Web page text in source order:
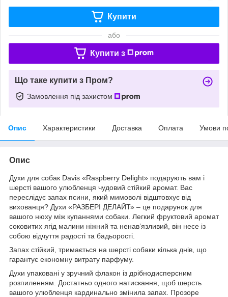
Купити
або
Купити з
Що таке купити з Пром?
Замовлення під захистом
Опис Характеристики Доставка Оплата Умови
Опис
Духи для собак Davis «Raspberry Delight» подарують вам і
шерсті вашого улюбленця чудовий стійкий аромат. Вас
переслідує запах псини, який мимоволі відштовхує від
вихованця? Духи «РАЗБЕРІ ДЕЛАЙТ» – це подарунок для
вашого нюху між купаннями собаки. Легкий фруктовий аромат
соковитих ягід малини ніжний та ненав’язливий, він несе із
собою відчуття радості та бадьорості.
Запах стійкий, тримається на шерсті собаки кілька днів, що
гарантує економну витрату парфуму.
Духи упаковані у зручний флакон із дрібнодисперсним
розпиленням. Достатньо одного натискання, щоб шерсть
вашого улюбленця кардинально змінила запах. Прозоре